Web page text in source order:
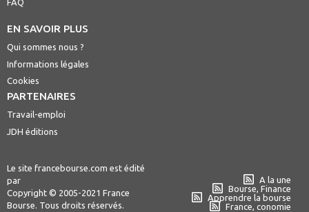
FAQ
EN SAVOIR PLUS
Qui sommes nous ?
Informations légales
Cookies
PARTENAIRES
Travail-emploi
JDH éditions
Le site francebourse.com est édité
par
Copyright © 2005-2021 France
Bourse. Tous droits réservés.
A la une
Bourse, Finance
Apprendre la bourse
France, conomie